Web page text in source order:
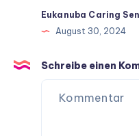
Eukanuba Caring
August 30, 2024
Schreibe einen